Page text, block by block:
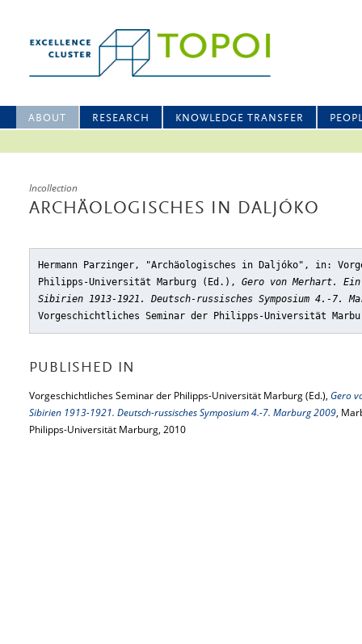
ABOUT RESEARCH KNOWLEDGE TRANSFER
Incollection
ARCHÄOLOGISCHES IN DALJÓKO
Hermann Parzinger, "Archäologisches in Daljóko" , in:
Philipps-Universität Marburg (Ed.), Gero von Merhart.
Sibirien 1913-1921. Deutsch-russisches Symposium 4.-7.
Vorgeschichtliches Seminar der Philipps-Universität
PUBLISHED IN
Vorgeschichtliches Seminar der Philipps-Universität Marburg (Ed.), Gero
Sibirien 1913-1921. Deutsch-russisches Symposium 4.-7. Marburg 2009,
Philipps-Universität Marburg, 2010